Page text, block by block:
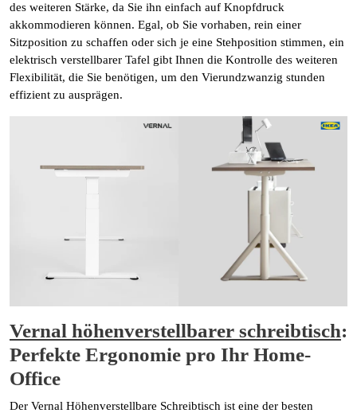
des weiteren Stärke, da Sie ihn einfach auf Knopfdruck
akkommodieren können. Egal, ob Sie vorhaben, rein einer
Sitzposition zu schaffen oder sich je eine Stehposition stimmen, ein
elektrisch verstellbarer Tafel gibt Ihnen die Kontrolle des weiteren
Flexibilität, die Sie benötigen, um den Vierundzwanzig stunden
effizient zu ausprägen.
Vernal höhenverstellbarer schreibtisch:
Perfekte Ergonomie pro Ihr Home-
Office
Der Vernal Höhenverstellbare Schreibtisch ist eine der besten